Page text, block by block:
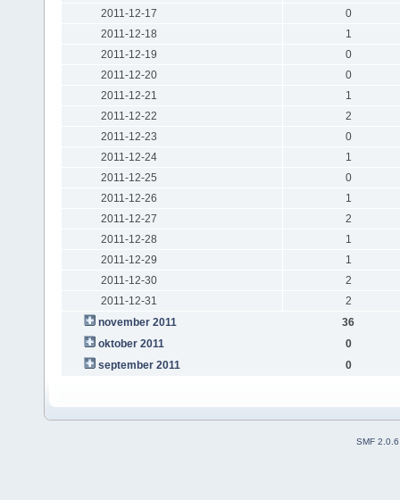
2011-12-17
0
2011-12-18
1
2011-12-19
0
2011-12-20
0
2011-12-21
1
2011-12-22
2
2011-12-23
0
2011-12-24
1
2011-12-25
0
2011-12-26
1
2011-12-27
2
2011-12-28
1
2011-12-29
1
2011-12-30
2
2011-12-31
2
november 2011
36
oktober 2011
0
september 2011
0
SMF 2.0.6